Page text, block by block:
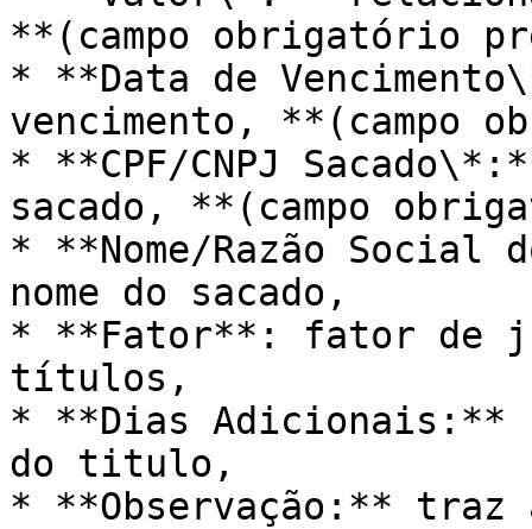
**(campo obrigatório
* **Data de
vencimento, **(campo
* **CPF/CNPJ
sacado, **(campo
* **Nome/Razão Social
nome do sacado,
* **Fator**: fator de
títulos,
* **Dias Adicionais:**
do titulo,
* **Observação:** traz